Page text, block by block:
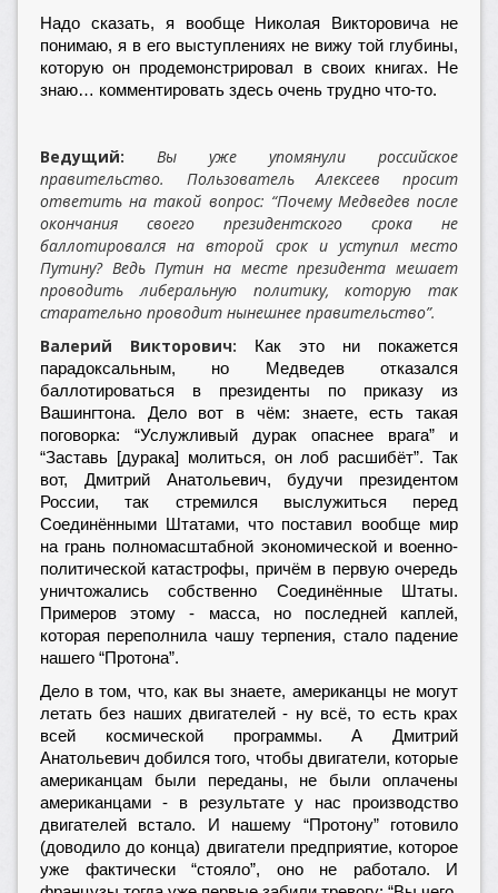
Надо сказать, я вообще Николая Викторовича не
понимаю, я в его выступлениях не вижу той глубины,
которую он продемонстрировал в своих книгах. Не
знаю… комментировать здесь очень трудно что-то.
Ведущий:
Вы уже упомянули российское
правительство. Пользователь Алексеев просит
ответить на такой вопрос: “Почему Медведев после
окончания своего президентского срока не
баллотировался на второй срок и уступил место
Путину? Ведь Путин на месте президента мешает
проводить либеральную политику, которую так
старательно проводит нынешнее правительство”.
Валерий Викторович: Как это ни покажется
парадоксальным, но Медведев отказался
баллотироваться в президенты по приказу из
Вашингтона. Дело вот в чём: знаете, есть такая
поговорка: “Услужливый дурак опаснее врага” и
“Заставь [дурака] молиться, он лоб расшибёт”. Так
вот, Дмитрий Анатольевич, будучи президентом
России, так стремился выслужиться перед
Соединёнными Штатами, что поставил вообще мир
на грань полномасштабной экономической и военно-
политической катастрофы, причём в первую очередь
уничтожались собственно Соединённые Штаты.
Примеров этому - масса, но последней каплей,
которая переполнила чашу терпения, стало падение
нашего “Протона”.
Дело в том, что, как вы знаете, американцы не могут
летать без наших двигателей - ну всё, то есть крах
всей космической программы. А Дмитрий
Анатольевич добился того, чтобы двигатели, которые
американцам были переданы, не были оплачены
американцами - в результате у нас производство
двигателей встало. И нашему “Протону” готовило
(доводило до конца) двигатели предприятие, которое
уже фактически “стояло”, оно не работало. И